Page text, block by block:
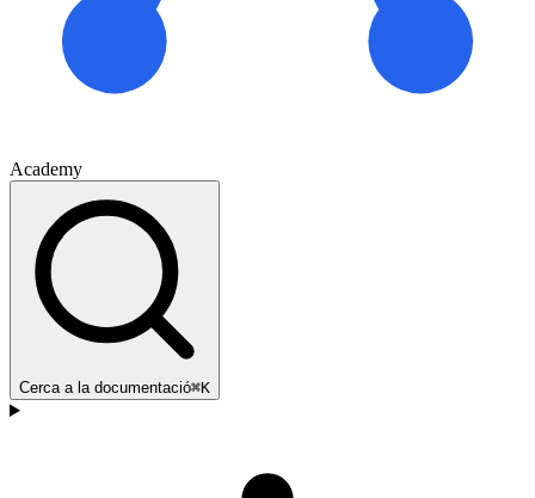
Academy
Cerca a la documentació⌘K